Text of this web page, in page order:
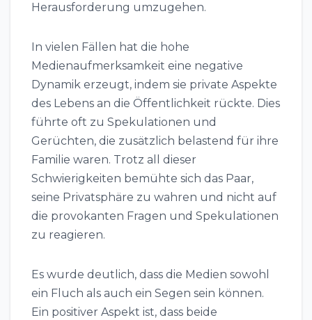
Herausforderung umzugehen.
In vielen Fällen hat die hohe
Medienaufmerksamkeit eine negative
Dynamik erzeugt, indem sie private Aspekte
des Lebens an die Öffentlichkeit rückte. Dies
führte oft zu Spekulationen und
Gerüchten, die zusätzlich belastend für ihre
Familie waren. Trotz all dieser
Schwierigkeiten bemühte sich das Paar,
seine Privatsphäre zu wahren und nicht auf
die provokanten Fragen und Spekulationen
zu reagieren.
Es wurde deutlich, dass die Medien sowohl
ein Fluch als auch ein Segen sein können.
Ein positiver Aspekt ist, dass beide